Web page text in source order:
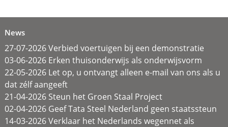
News
27-07-2026 Verbied voertuigen bij een demonstratie
03-06-2026 Erken thuisonderwijs als onderwijsvorm
22-05-2026 Let op, u ontvangt alleen e-mail van ons als u
dat zélf aangeeft
21-04-2026 Steun het Groen Staal Project
02-04-2026 Geef Tata Steel Nederland geen staatssteun
14-03-2026 Verklaar het Nederlands wegennet als